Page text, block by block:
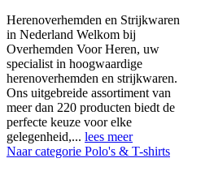
Herenoverhemden en Strijkwaren
in Nederland Welkom bij
Overhemden Voor Heren, uw
specialist in hoogwaardige
herenoverhemden en strijkwaren.
Ons uitgebreide assortiment van
meer dan 220 producten biedt de
perfecte keuze voor elke
gelegenheid,... lees meer
Naar categorie Polo's & T-shirts